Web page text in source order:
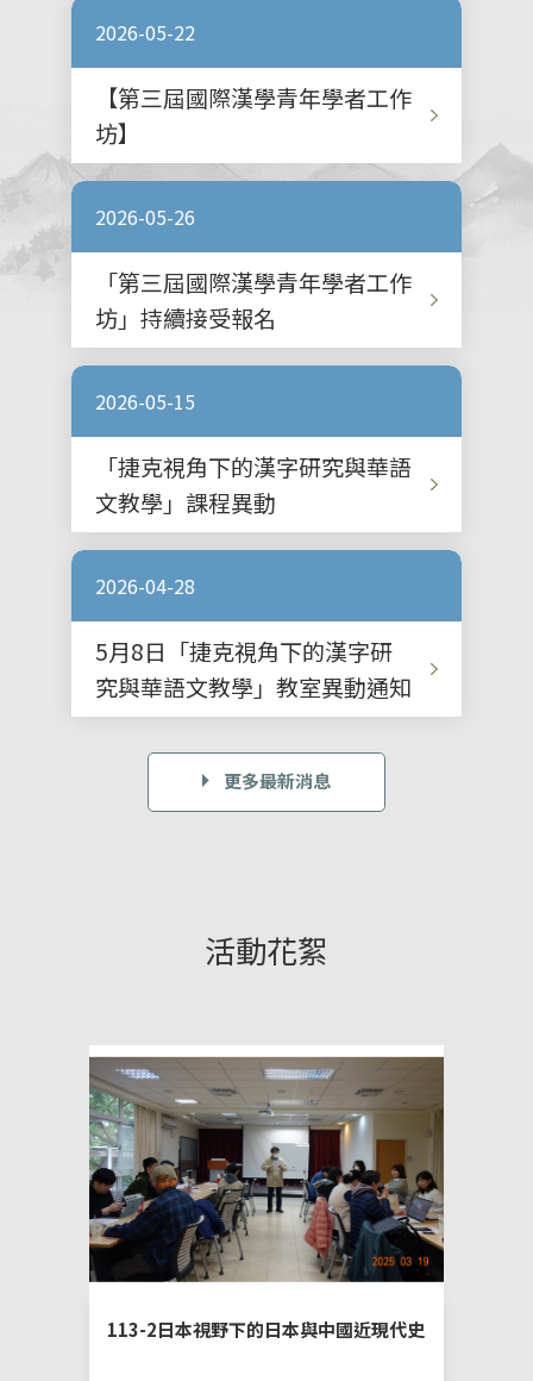
2026-05-22
【第三屆國際漢學青年學者工作
坊】
2026-05-26
「第三屆國際漢學青年學者工作
坊」持續接受報名
2026-05-15
「捷克視角下的漢字研究與華語
文教學」課程異動
2026-04-28
5月8日「捷克視角下的漢字研
究與華語文教學」教室異動通知
更多最新消息
活動花絮
113-2日本視野下的日本與中國近現代史